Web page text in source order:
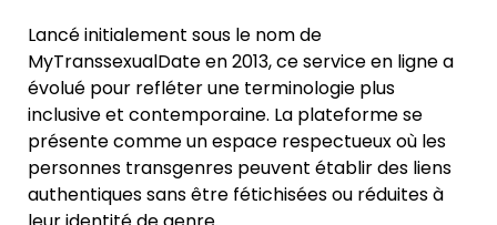
Lancé initialement sous le nom de
MyTranssexualDate en 2013, ce service en ligne a
évolué pour refléter une terminologie plus
inclusive et contemporaine. La plateforme se
présente comme un espace respectueux où les
personnes transgenres peuvent établir des liens
authentiques sans être fétichisées ou réduites à